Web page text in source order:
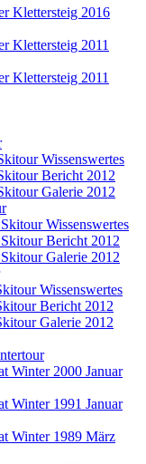
Klettersteig 2016
Klettersteig 2011
Klettersteig 2011
Wissenswertes
Bericht 2012
Galerie 2012
Wissenswertes
Bericht 2012
Galerie 2012
Wissenswertes
Bericht 2012
Galerie 2012
Winter 2000 Januar
Winter 1991 Januar
Winter 1989 März